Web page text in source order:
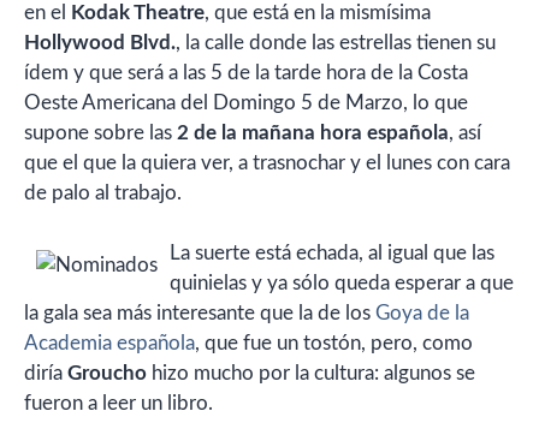
en el
Kodak Theatre, que está en la mismísima
Hollywood Blvd., la calle donde las estrellas tienen su
ídem y que será a las 5 de la tarde hora de la Costa
Oeste Americana del Domingo 5 de Marzo, lo que
supone sobre las 2 de la mañana hora española, así
que el que la quiera ver, a trasnochar y el lunes con cara
de palo al trabajo.
La suerte está echada, al igual que las
quinielas y ya sólo queda esperar a que
la gala sea más interesante que la de los Goya de la
Academia española, que fue un tostón, pero, como
diría Groucho hizo mucho por la cultura: algunos se
fueron a leer un libro.